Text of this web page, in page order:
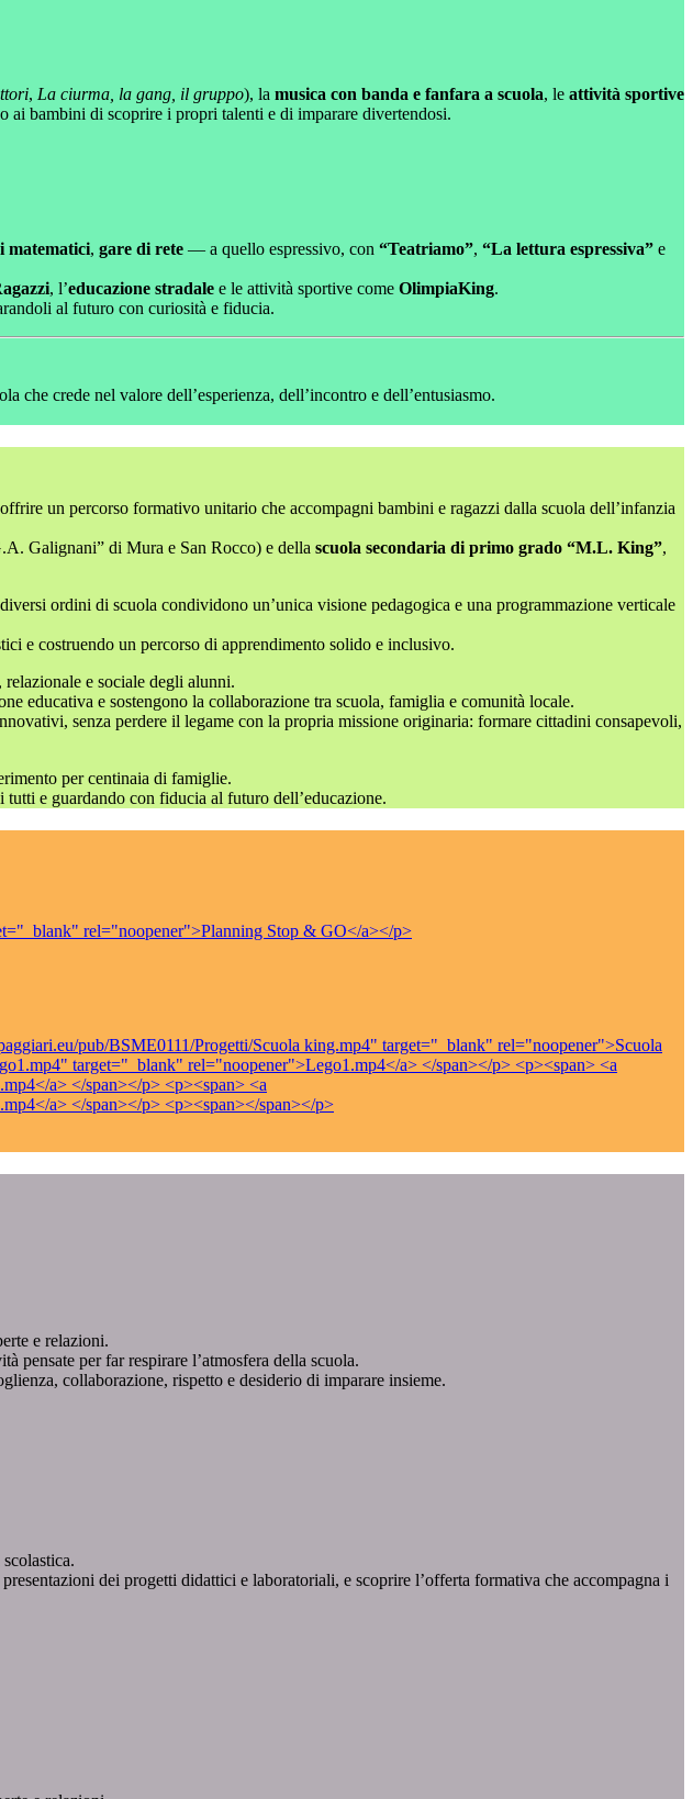
, La ciurma, la gang, il gruppo), la musica con banda e fanfara a scuola, le attività sportive
ai bambini di scoprire i propri talenti e di imparare divertendosi.
matematici, gare di rete — a quello espressivo, con “Teatriamo”, “La lettura espressiva” e
, l’educazione stradale e le attività sportive come OlimpiaKing.
al futuro con curiosità e fiducia.
che crede nel valore dell’esperienza, dell’incontro e dell’entusiasmo.
un percorso formativo unitario che accompagni bambini e ragazzi dalla scuola dell’infanzia
Galignani” di Mura e San Rocco) e della scuola secondaria di primo grado “M.L. King”,
ordini di scuola condividono un’unica visione pedagogica e una programmazione verticale
e costruendo un percorso di apprendimento solido e inclusivo.
e sociale degli alunni.
educativa e sostengono la collaborazione tra scuola, famiglia e comunità locale.
senza perdere il legame con la propria missione originaria: formare cittadini consapevoli,
per centinaia di famiglie.
e guardando con fiducia al futuro dell’educazione.
rel="noopener">Planning Stop & GO</a></p>
pub/BSME0111/Progetti/Scuola king.mp4" target="_blank" rel="noopener">Scuola
target="_blank" rel="noopener">Lego1.mp4</a> </span></p> <p><span> <a
a> </span></p> <p><span> <a
a> </span></p> <p><span></span></p>
e relazioni.
pensate per far respirare l’atmosfera della scuola.
collaborazione, rispetto e desiderio di imparare insieme.
dei progetti didattici e laboratoriali, e scoprire l’offerta formativa che accompagna i